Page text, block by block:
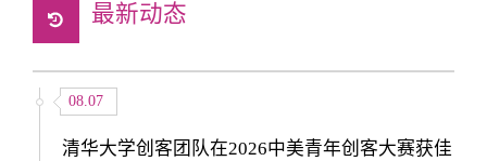
最新动态
08.07
清华大学创客团队在2026中美青年创客大赛获佳